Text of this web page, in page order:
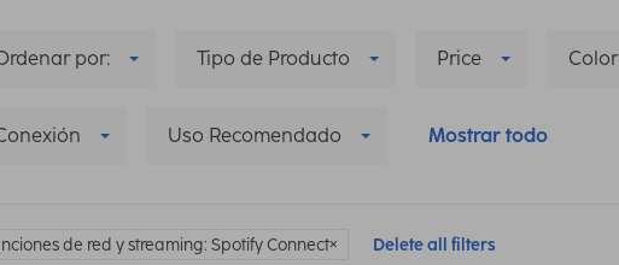
por: Tipo de Producto Price Color
Uso Recomendado Mostrar todo
de red y streaming: Spotify Connect Delete all filters